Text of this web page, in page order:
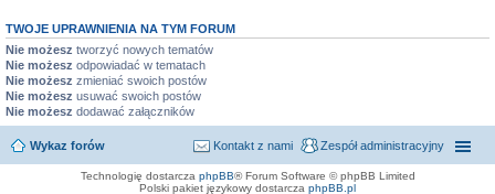
TWOJE UPRAWNIENIA NA TYM FORUM
Nie możesz tworzyć nowych tematów
Nie możesz odpowiadać w tematach
Nie możesz zmieniać swoich postów
Nie możesz usuwać swoich postów
Nie możesz dodawać załączników
Wykaz forów Zespół administracyjny
Kontakt z nami
Technologię dostarcza phpBB® Forum Software © phpBB Limited
Polski pakiet językowy dostarcza phpBB.pl